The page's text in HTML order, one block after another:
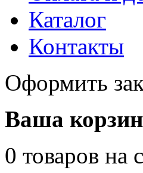
Каталог
Контакты
Оформить
Ваша
0 товаров на